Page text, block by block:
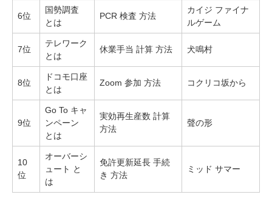
6位
国勢調査
とは
PCR 検査 方法
カイジ ファイナ
ルゲーム
7位
テレワーク
とは
休業手当 計算 方法 犬鳴村
8位
ドコモ口座
とは
Zoom 参加 方法 コクリコ坂から
9位
Go To キャ
ンペーン
とは
実効再生産数 計算
方法
聲の形
10
位
オーバーシ
ュート と
は
免許更新延長 手続
き 方法
ミッド サマー